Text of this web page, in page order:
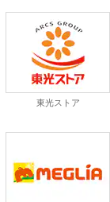
東光ストア